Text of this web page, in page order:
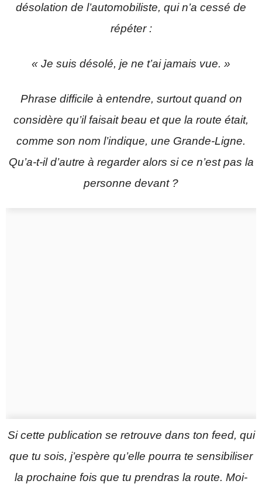
désolation de l’automobiliste, qui n’a cessé de
répéter :
« Je suis désolé, je ne t’ai jamais vue. »
Phrase difficile à entendre, surtout quand on
considère qu’il faisait beau et que la route était,
comme son nom l’indique, une Grande-Ligne.
Qu’a-t-il d’autre à regarder alors si ce n’est pas la
personne devant ?
Si cette publication se retrouve dans ton feed, qui
que tu sois, j’espère qu’elle pourra te sensibiliser
la prochaine fois que tu prendras la route. Moi-